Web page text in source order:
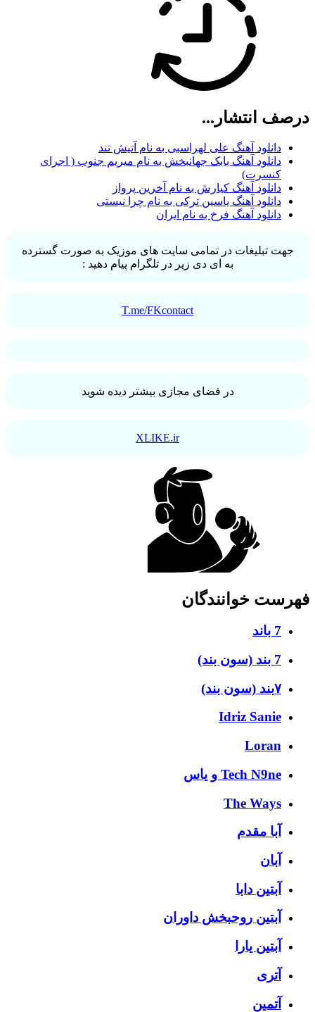
درصف انتشار...
دانلود آهنگ علی لهراسبی به نام آتیش تند
دانلود آهنگ بابک جهانبخش به نام میریم جنوب ( اجرای
کنسرت)
دانلود آهنگ کیارش به نام آخرین پرواز
دانلود آهنگ یاسین ترکی به نام چرا نیستی
دانلود آهنگ فرخ به نام ایران
جهت تبلیغات در تمامی سایت های موزیک به صورت گسترده
به ای دی زیر در تلگرام پیام دهید :
T.me/FKcontact
در فضای مجازی بیشتر دیده شوید
XLIKE.ir
فهرست خوانندگان
7 باند
7 بند (سون بند)
۷بند (سون بند)
Idriz Sanie
Loran
Tech N9ne و یاس
The Ways
آبا مقدم
آبان
آبتین دابا
آبتین روحبخش داوران
آبتین یارا
آتری
آتمین